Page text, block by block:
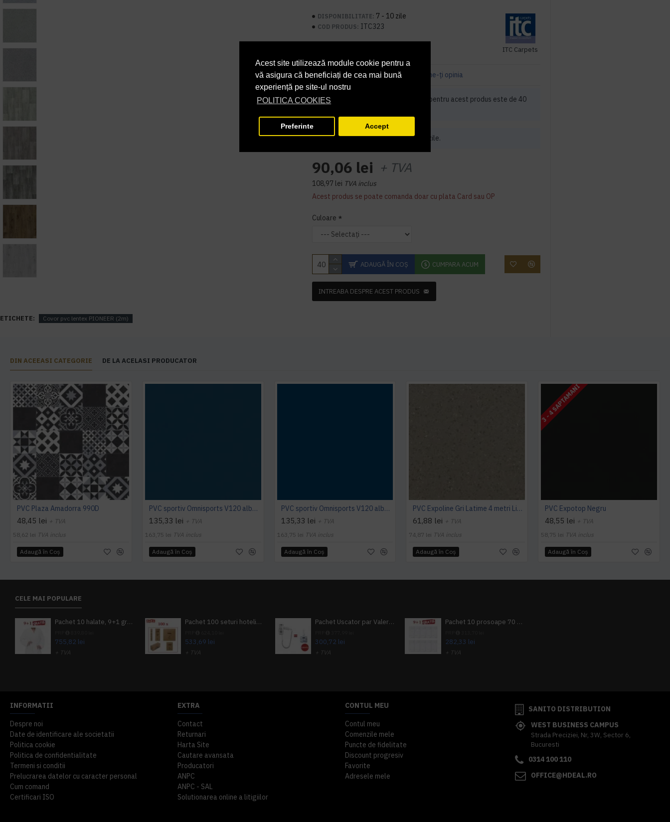
Acest site utilizează module cookie pentru a
vă asigura că beneficiați de cea mai bună
experiență pe site-ul nostru
POLITICA COOKIES
Preferinte Accept
DISPONIBILITATE: 7 - 10 zile
COD PRODUS: ITC323
ITC Carpets
Acest produs iti va fi livrat in 7 - 10 zile.
Bazată pe 0 note. Spune-ţi opinia
90,06 lei + TVA
108,97 lei TVA inclus
Acest produs se poate comanda doar cu plata Card sau OP
Culoare
ADAUGĂ ÎN COŞ CUMPARA ACUM
Cantitate minimă de comandat pentru acest produs este de 40
INTREABA DESPRE ACEST PRODUS
ETICHETE: Covor pvc lentex PIONEER (2m)
DIN ACEEASI CATEGORIE DE LA ACELASI PRODUCATOR
PVC Plaza Amadorra 990D
48,45 lei + TVA
58,62 lei TVA inclus
Adaugă în Coş
PVC sportiv Omnisports V120 albastru Night Blue
135,33 lei + TVA
163,75 lei TVA inclus
Adaugă în Coş
PVC sportiv Omnisports V120 albastru Royal Blue
135,33 lei + TVA
163,75 lei TVA inclus
Adaugă în Coş
PVC Expoline Gri Latime 4 metri Liana 663
61,88 lei + TVA
74,87 lei TVA inclus
Adaugă în Coş
3 - 4 SAPTAMANI
PVC Expotop Negru
48,55 lei + TVA
58,75 lei TVA inclus
Adaugă în Coş
CELE MAI POPULARE
Pachet 10 halate, 9+1 gratuit
755,82 lei
+ TVA
Pachet 100 seturi hoteliere, set dentar, set barbierit, casca de dus, pila unghii, set cusut
533,69 lei
+ TVA
Pachet Uscator par Valera Action Super Plus + GRATUIT Sampon si gel de dus Tork
300,72 lei
+ TVA
Pachet 10 prosoape 70 x 140cm 9 + 1 gratuit
282,33 lei
+ TVA
INFORMATII
Despre noi
Date de identificare ale societatii
Politica cookie
Politica de confidentialitate
Termeni si conditii
Prelucrarea datelor cu caracter personal
Cum comand
Certificari ISO
EXTRA
Contact
Returnari
Harta Site
Cautare avansata
Producatori
ANPC
ANPC - SAL
Solutionarea online a litigiilor
CONTUL MEU
Contul meu
Comenzile mele
Puncte de fidelitate
Discount progresiv
Favorite
Adresele mele
SANITO DISTRIBUTION
WEST BUSINESS CAMPUS
Strada Preciziei, Nr, 3W, Sector 6,
Bucuresti
0314 100 110
OFFICE@HDEAL.RO